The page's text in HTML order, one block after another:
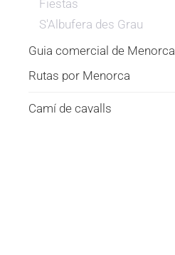
Fiestas
S'Albufera des Grau
Guia comercial de Menorca
Rutas por Menorca
Camí de cavalls